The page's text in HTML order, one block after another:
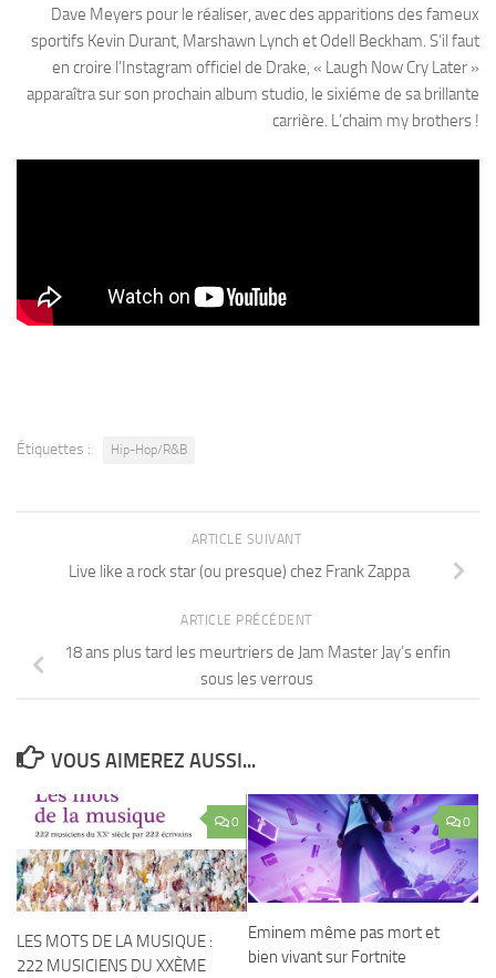
Dave Meyers pour le réaliser, avec des apparitions des fameux
sportifs Kevin Durant, Marshawn Lynch et Odell Beckham. S‘il faut
en croire l’Instagram officiel de Drake, « Laugh Now Cry Later »
apparaîtra sur son prochain album studio, le sixiéme de sa brillante
carrière. L’chaim my brothers !
Étiquettes : Hip-Hop/R&B
ARTICLE SUIVANT
Live like a rock star (ou presque) chez Frank Zappa
ARTICLE PRÉCÉDENT
18 ans plus tard les meurtriers de Jam Master Jay’s enfin
sous les verrous
VOUS AIMEREZ AUSSI...
0
LES MOTS DE LA MUSIQUE :
222 MUSICIENS DU XXÈME
0
Eminem même pas mort et
bien vivant sur Fortnite